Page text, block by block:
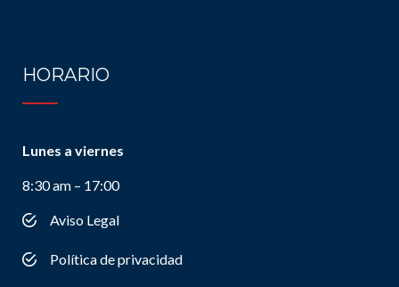
HORARIO
Lunes a viernes
8:30 am – 17:00
Aviso Legal
Política de privacidad